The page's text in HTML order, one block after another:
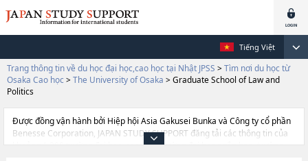
Tiếng Việt
Trang thông tin về du học đại học,cao học tại Nhật JPSS > Tìm nơi du học từ
Osaka Cao học > The University of Osaka > Graduate School of Law and
Politics
Được đồng vận hành bởi Hiệp hội Asia Gakusei Bunka và Công ty cổ phần
Benesse Corporation, JAPAN STUDY SUPPORT đăng tải các thông tin của
khoảng 1.300 trường đại học, cao học, trường đại học ngắn hạn, trường